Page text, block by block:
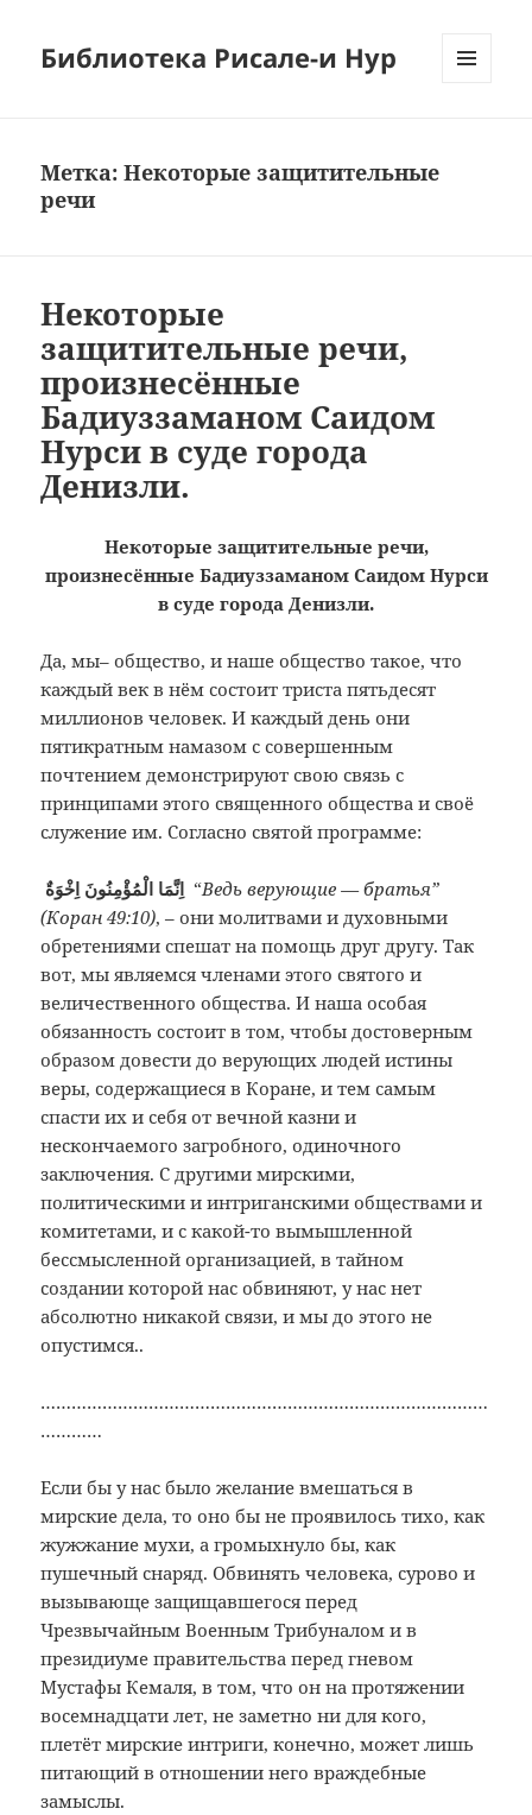
Библиотека Рисале-и Нур
Метка:Некоторые защитительные
речи
Некоторые
защитительные речи,
произнесённые
Бадиуззаманом Саидом
Нурси в суде города
Денизли.
Некоторые защитительные речи,
произнесённые Бадиуззаманом Саидом Нурси
в суде города Денизли.
Да, мы– общество, и наше общество такое, что
каждый век в нём состоит триста пятьдесят
миллионов человек. И каждый день они
пятикратным намазом с совершенным
почтением демонстрируют свою связь с
принципами этого священного общества и своё
служение им. Согласно святой программе:
“Ведь верующие — братья”
(Коран 49:10), – они молитвами и духовными
обретениями спешат на помощь друг другу. Так
вот, мы являемся членами этого святого и
величественного общества. И наша особая
обязанность состоит в том, чтобы достоверным
образом довести до верующих людей истины
веры, содержащиеся в Коране, и тем самым
спасти их и себя от вечной казни и
нескончаемого загробного, одиночного
заключения. С другими мирскими,
политическими и интриганскими обществами и
комитетами, и с какой-то вымышленной
бессмысленной организацией, в тайном
создании которой нас обвиняют, у нас нет
абсолютно никакой связи, и мы до этого не
опустимся..
……………………………………………………………………………
…………
Если бы у нас было желание вмешаться в
мирские дела, то оно бы не проявилось тихо, как
жужжание мухи, а громыхнуло бы, как
пушечный снаряд. Обвинять человека, сурово и
вызывающе защищавшегося перед
Чрезвычайным Военным Трибуналом и в
президиуме правительства перед гневом
Мустафы Кемаля, в том, что он на протяжении
восемнадцати лет, не заметно ни для кого,
плетёт мирские интриги, конечно, может лишь
питающий в отношении него враждебные
замыслы.